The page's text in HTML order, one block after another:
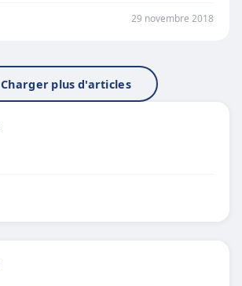
29 novembre 2018
Charger plus d'articles